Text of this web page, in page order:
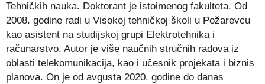
Tehničkih nauka. Doktorant je istoimenog fakulteta. Od
2008. godine radi u Visokoj tehničkoj školi u Požarevcu
kao asistent na studijskoj grupi Elektrotehnika i
računarstvo. Autor je više naučnih stručnih radova iz
oblasti telekomunikacija, kao i učesnik projekata i biznis
planova. On je od avgusta 2020. godine do danas